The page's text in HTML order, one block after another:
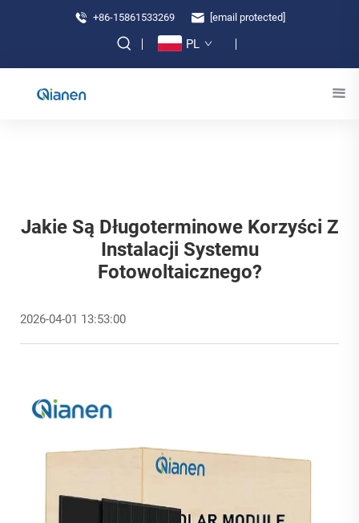
+86-15861533269 [email protected]
PL
Jakie Są Długoterminowe Korzyści Z
Instalacji Systemu
Fotowoltaicznego?
2026-04-01 13:53:00